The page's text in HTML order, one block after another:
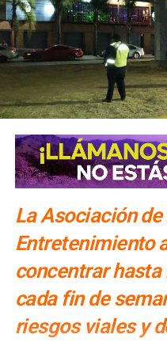
La Asociación
Entretenimiento
concentrar
cada fin de
riesgos viales y